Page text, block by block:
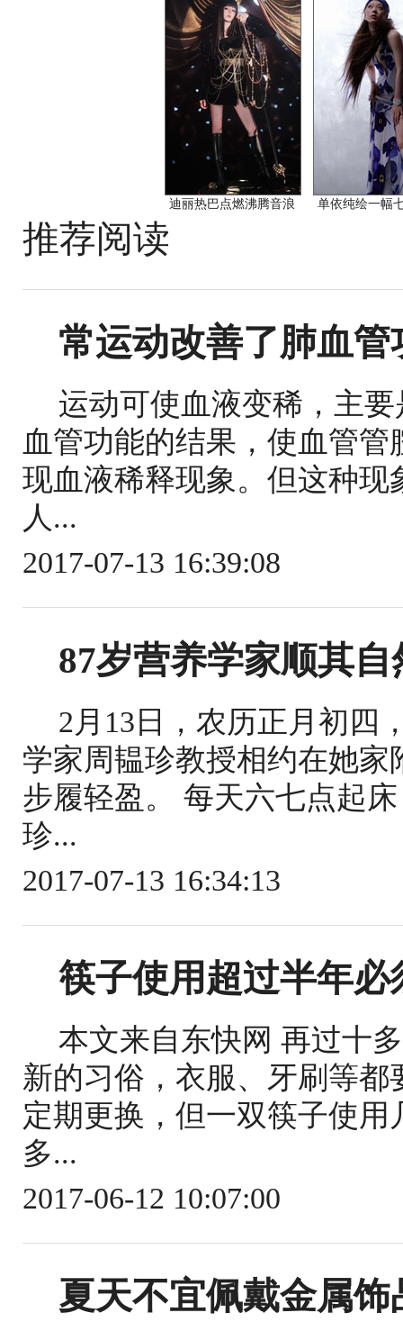
迪丽热巴点燃沸腾音浪 单依纯绘一幅
推荐阅读
常运动改善了肺血
运动可使血液变稀，主
血管功能的结果，使血管
现血液稀释现象。但这种
人...
2017-07-13 16:39:08
87岁营养学家顺其
2月13日，农历正月初四
学家周韫珍教授相约在她
步履轻盈。 每天六七点起
珍...
2017-07-13 16:34:13
筷子使用超过半年
本文来自东快网 再过十
新的习俗，衣服、牙刷等
定期更换，但一双筷子使
多...
2017-06-12 10:07:00
夏天不宜佩戴金属